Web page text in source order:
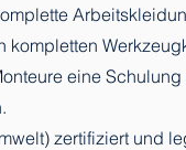
eine
zertifiziert und